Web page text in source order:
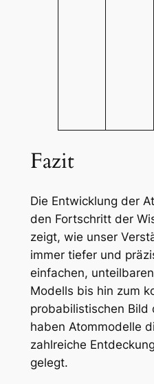
Fazit
Die Entwicklung der
den Fortschritt der
zeigt, wie unser
immer tiefer und
einfachen,
Modells bis hin zum
probabilistischen Bild
haben Atommodelle
zahlreiche
gelegt.